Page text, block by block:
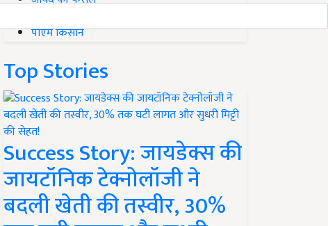
पीएम किसान
Top Stories
Success Story: जायडेक्स की
जायटॉनिक टेक्नोलॉजी ने
बदली खेती की तस्वीर, 30%